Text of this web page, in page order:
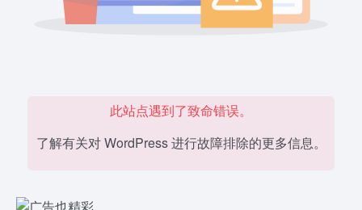
此站点遇到了致命错误。
了解有关对 WordPress 进行故障排除的更多信息。